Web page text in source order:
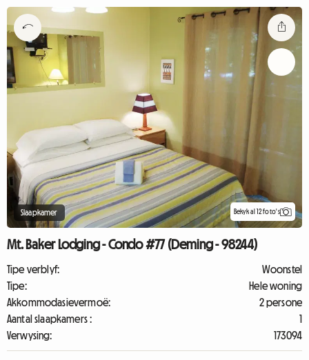
Slaapkamer Bekyk al 12 foto's
Mt. Baker Lodging - Condo #77 (Deming - 98244)
Tipe verblyf:
Woonstel
Tipe:
Hele woning
Akkommodasievermoë:
2 persone
Aantal slaapkamers :
1
Verwysing:
173094